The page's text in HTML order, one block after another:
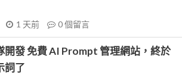
1 天前 0個留言
開發 免費 AI Prompt 管理網站，終於
詞了